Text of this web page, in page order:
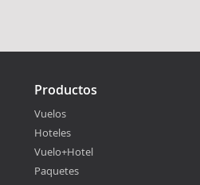
Productos
Vuelos
Hoteles
Vuelo+Hotel
Paquetes